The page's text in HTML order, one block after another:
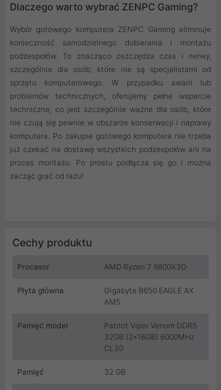
Dlaczego warto wybrać ZENPC Gaming?
Wybór gotowego komputera ZENPC Gaming eliminuje
konieczność samodzielnego dobierania i montażu
podzespołów. To znacząco oszczędza czas i nerwy,
szczególnie dla osób, które nie są specjalistami od
sprzętu komputerowego. W przypadku awarii lub
problemów technicznych, oferujemy pełne wsparcie
techniczne, co jest szczególnie ważne dla osób, które
nie czują się pewnie w obszarze konserwacji i naprawy
komputera. Po zakupie gotowego komputera nie trzeba
już czekać na dostawę wszystkich podzespołów ani na
proces montażu. Po prostu podłącza się go i można
zacząć grać od razu!
Cechy produktu
Procesor AMD Ryzen 7 9800X3D
Płyta główna
Gigabyte B650 EAGLE AX
AM5
Pamięć model
Patriot Viper Venom DDR5
32GB (2x16GB) 6000MHz
CL30
Pamięć 32 GB